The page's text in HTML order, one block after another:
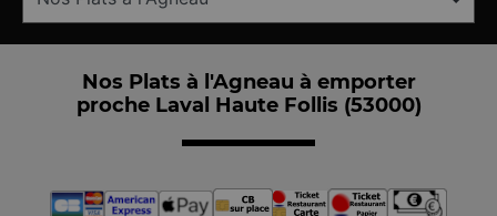
Nos Plats à l'Agneau à emporter
proche Laval Haute Follis (53000)